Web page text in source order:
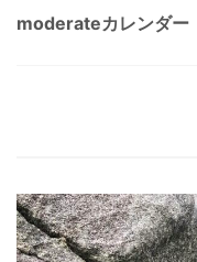
moderateカレンダー